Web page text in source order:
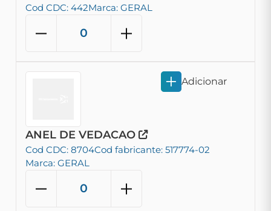
Cod CDC: 442Marca: GERAL
ANEL DE VEDACAO
Cod CDC: 8704Cod fabricante: 517774-02
Marca: GERAL
Adicionar